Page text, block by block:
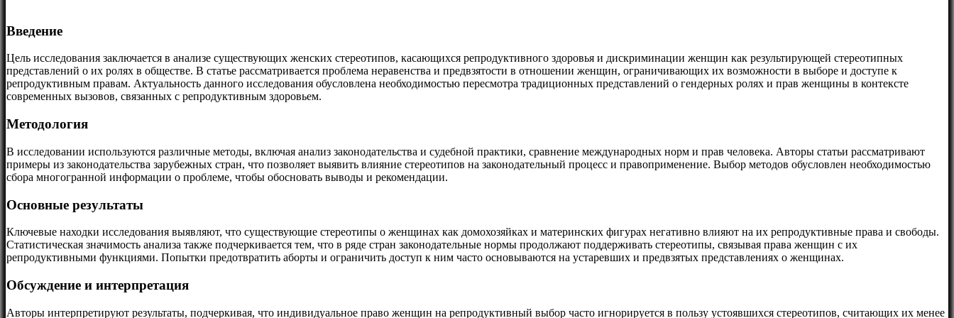
Введение
Цель исследования заключается в анализе существующих женских стереотипов, касающихся репродуктивного здоровья и дискриминации женщин как результирующей стереотипных
представлений о их ролях в обществе. В статье рассматривается проблема неравенства и предвзятости в отношении женщин, ограничивающих их возможности в выборе и доступе к
репродуктивным правам. Актуальность данного исследования обусловлена необходимостью пересмотра традиционных представлений о гендерных ролях и прав женщины в контексте
современных вызовов, связанных с репродуктивным здоровьем.
Методология
В исследовании используются различные методы, включая анализ законодательства и судебной практики, сравнение международных норм и прав человека. Авторы статьи рассматривают
примеры из законодательства зарубежных стран, что позволяет выявить влияние стереотипов на законодательный процесс и правоприменение. Выбор методов обусловлен необходимостью
сбора многогранной информации о проблеме, чтобы обосновать выводы и рекомендации.
Основные результаты
Ключевые находки исследования выявляют, что существующие стереотипы о женщинах как домохозяйках и материнских фигурах негативно влияют на их репродуктивные права и свободы.
Статистическая значимость анализа также подчеркивается тем, что в ряде стран законодательные нормы продолжают поддерживать стереотипы, связывая права женщин с их
репродуктивными функциями. Попытки предотвратить аборты и ограничить доступ к ним часто основываются на устаревших и предвзятых представлениях о женщинах.
Обсуждение и интерпретация
Авторы интерпретируют результаты, подчеркивая, что индивидуальное право женщин на репродуктивный выбор часто игнорируется в пользу устоявшихся стереотипов, считающих их менее